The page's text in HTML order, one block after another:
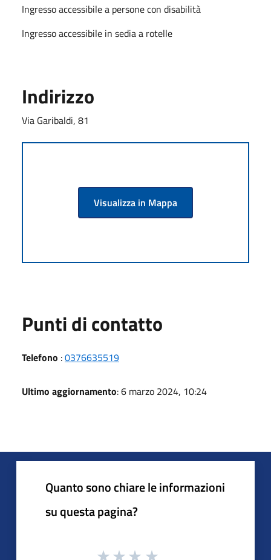
Ingresso accessibile a persone con disabilità
Ingresso accessibile in sedia a rotelle
Indirizzo
Via Garibaldi, 81
Visualizza in Mappa
Punti di contatto
Telefono :0376635519
Ultimo aggiornamento: 6 marzo 2024, 10:24
Quanto sono chiare le informazioni
su questa pagina?